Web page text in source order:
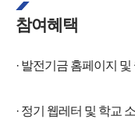
참여혜택
· 발전기금 홈페이지
· 정기 웹레터 및 학교